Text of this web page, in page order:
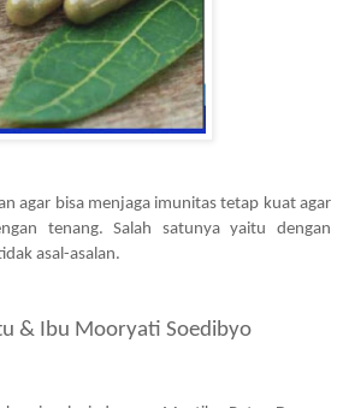
agar bisa menjaga imunitas tetap kuat agar
tenang. Salah satunya yaitu dengan
asal-asalan.
& Ibu Mooryati Soedibyo